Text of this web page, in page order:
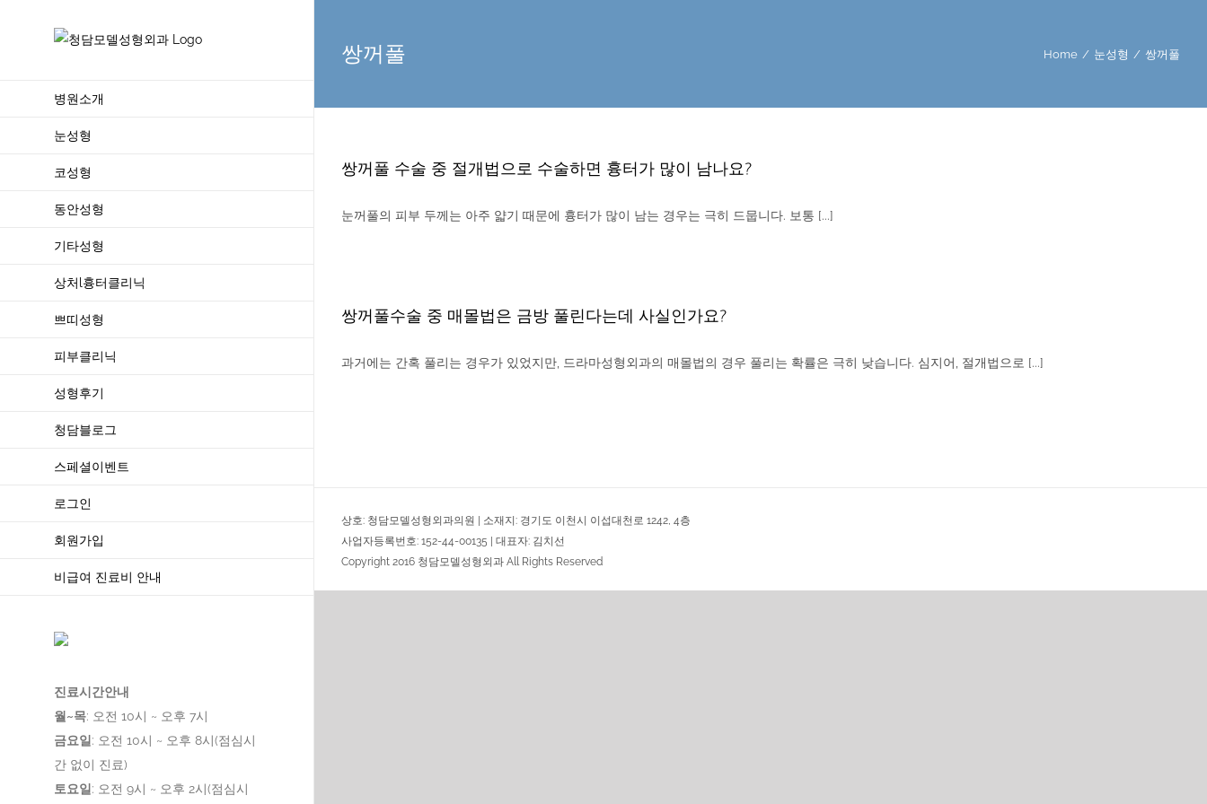
병원소개
눈성형
코성형
동안성형
기타성형
상처l흉터클리닉
쁘띠성형
피부클리닉
성형후기
청담블로그
스페셜이벤트
로그인
회원가입
비급여 진료비 안내
진료시간안내
월~목: 오전 10시 ~ 오후 7시
금요일 : 오전 10시 ~ 오후 8시(점심시
간 없이 진료)
토요일 : 오전 9시 ~ 오후 2시(점심시
쌍꺼풀 Home / 눈성형 / 쌍꺼풀
쌍꺼풀 수술 중 절개법으로 수술하면 흉터가 많이 남나요?
눈꺼풀의 피부 두께는 아주 얇기 때문에 흉터가 많이 남는 경우는 극히 드뭅니다. 보통 [...]
쌍꺼풀수술 중 매몰법은 금방 풀린다는데 사실인가요?
과거에는 간혹 풀리는 경우가 있었지만, 드라마성형외과의 매몰법의 경우 풀리는 확률은 극히 낮습니다. 심지어, 절개법으로 [...]
상호: 청담모델성형외과의원 | 소재지: 경기도 이천시 이섭대천로 1242, 4층
사업자등록번호: 152-44-00135 | 대표자: 김치선
Copyright 2016 청담모델성형외과 All Rights Reserved